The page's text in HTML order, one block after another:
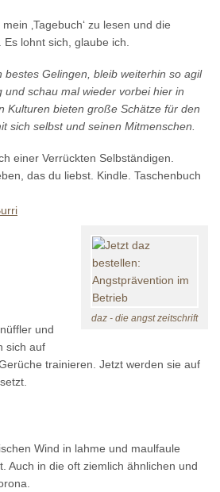
‚Tagebuch‘ zu lesen und die
lohnt sich, glaube ich.
bestes Gelingen, bleib weiterhin so agil
schau mal wieder vorbei hier in
Kulturen bieten große Schätze für den
sich selbst und seinen Mitmenschen.
einer Verrückten Selbständigen.
das du liebst. Kindle. Taschenbuch
daz - die angst zeitschrift
und
sich auf
trainieren. Jetzt werden sie auf
Wind in lahme und maulfaule
Auch in die oft ziemlich ähnlichen und